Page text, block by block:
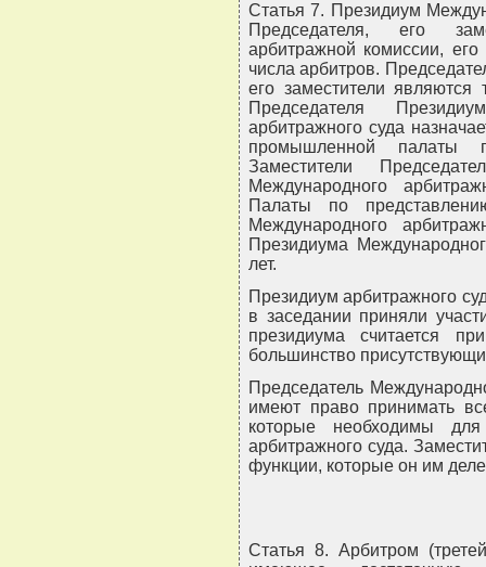
Статья 7. Президиум
Председателя, его
арбитражной комиссии,
числа арбитров.
его заместители
Председателя
арбитражного суда
промышленной палаты
Заместители
Международного
Палаты по
Международного
Президиума
лет.
Президиум арбитражного
в заседании приняли
президиума считается
большинство
Председатель
имеют право принимать
которые необходимы
арбитражного суда.
функции, которые он им
Статья 8. Арбитром